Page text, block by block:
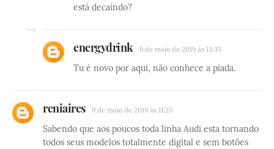
está decaindo?
energydrink 9 de maio de 2019 às 13:35
Tu é novo por aqui, não conhece a piada.
reniaires 9 de maio de 2019 às 11:25
Sabendo que aos poucos toda linha Audi esta tornando
todos seus modelos totalmente digital e sem botões